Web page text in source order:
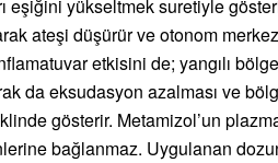
eşiğini yükseltmek suretiyle
ateşi düşürür ve otonom
etkisini de; yangılı
da eksudasyon azalması ve
gösterir. Metamizol’un
bağlanmaz. Uygulanan